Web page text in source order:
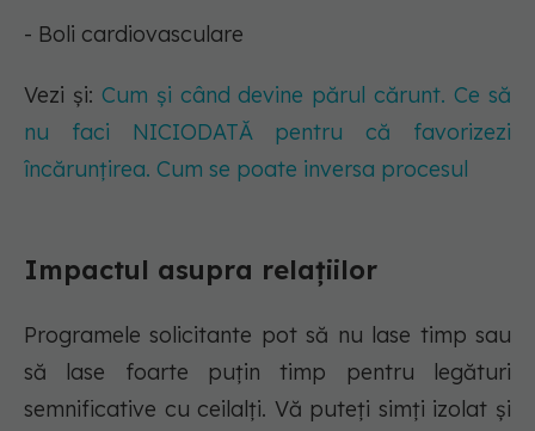
- Boli cardiovasculare
Vezi și: Cum și când devine părul cărunt. Ce să
nu faci NICIODATĂ pentru că favorizezi
încărunțirea. Cum se poate inversa procesul
Impactul asupra relațiilor
Programele solicitante pot să nu lase timp sau
să lase foarte puțin timp pentru legături
semnificative cu ceilalți. Vă puteți simți izolat și